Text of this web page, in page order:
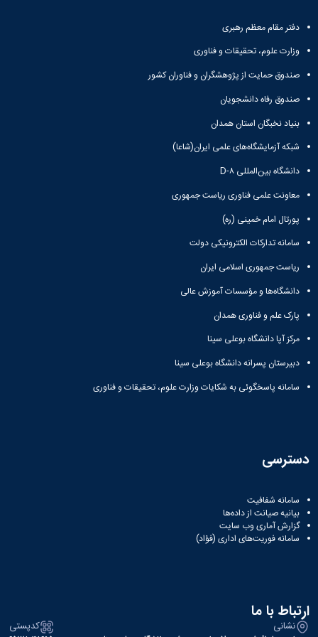
دفتر مقام معظم رهبری
وزارت علوم، تحقیقات و فناوری
صندوق حمایت از پژوهشگران و فناوران کشور
صندوق رفاه دانشجویان
بنیاد نخبگان استان همدان
شبکه آزمایشگاه‌های علمی ایران(شاعا)
دانشگاه بین‌المللی D-۸
معاونت علمی فناوری ریاست جمهوری
پورتال امام خمینی (ره)
سامانه تدارکات الکترونیکی دولت
ریاست جمهوری اسلامی ایران
دانشگاه‌ها و مؤسسات آموزش عالی
پارک علم و فناوری همدان
مرکز آپا دانشگاه بوعلی سینا
دبیرستان پسرانه دانشگاه بوعلی سینا
سامانه پاسخگوئی به شکایات وزارت علوم، تحقیقات و فناوری
دسترسی
سامانه شفافیت
بیانیه صیانت از داده‌ها
گزارش آماری وب‌ سایت
سامانه فوریت‌های اداری (فؤاد)
ارتباط با ما
نشانی کدپستی